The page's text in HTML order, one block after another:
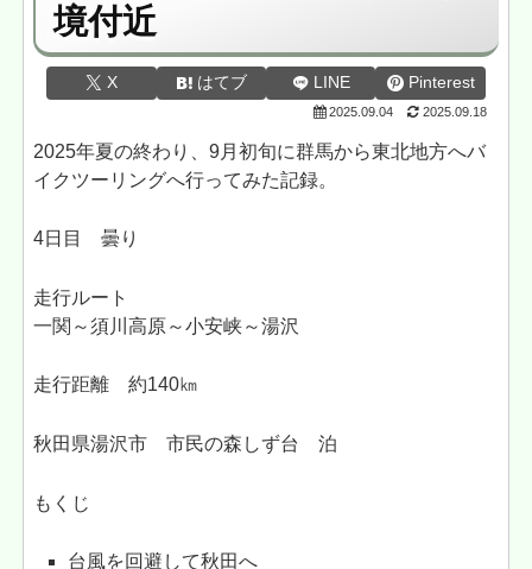
境付近
X はてブ LINE Pinterest
2025.09.04 2025.09.18
2025年夏の終わり、9月初旬に群馬から東北地方へバ
イクツーリングへ行ってみた記録。
4日目 曇り
走行ルート
一関～須川高原～小安峡～湯沢
走行距離 約140㎞
秋田県湯沢市 市民の森しず台 泊
もくじ
台風を回避して秋田へ